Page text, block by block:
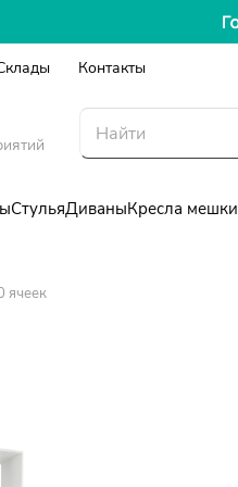
Контакты
СтульяДиваныКресла мешки
ячеек